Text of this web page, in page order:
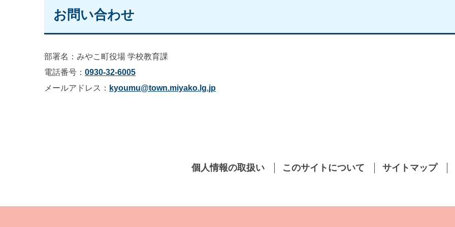
お問い合わせ
部署名：みやこ町役場 学校教育課
電話番号： 0930-32-6005
メールアドレス： kyoumu@town.miyako.lg.jp
個人情報の取扱い このサイトについて サイトマップ